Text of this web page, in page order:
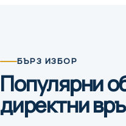
БЪРЗ ИЗБОР
Популярни
директни